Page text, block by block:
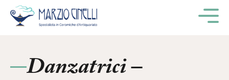
Danzatrici –